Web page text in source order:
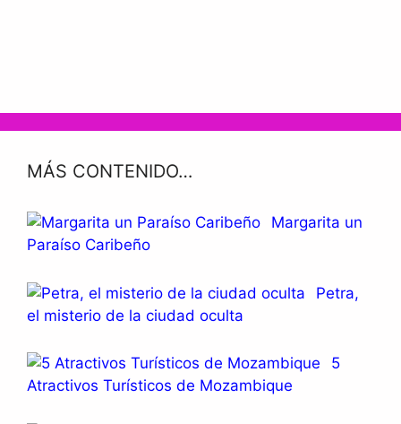
MÁS CONTENIDO…
Margarita un
Paraíso Caribeño
Petra,
el misterio de la ciudad oculta
5
Atractivos Turísticos de Mozambique